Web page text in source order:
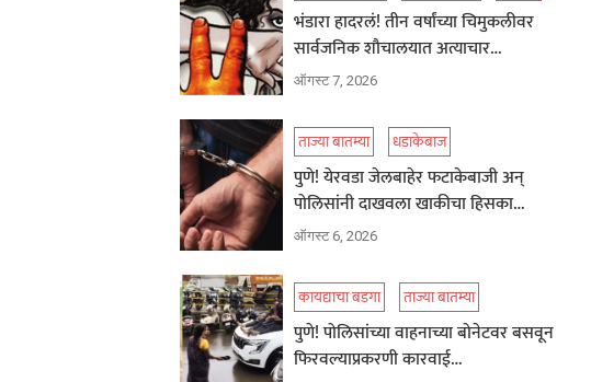
भंडारा हादरलं! तीन वर्षांच्या चिमुकलीवर
सार्वजनिक शौचालयात अत्याचार…
ऑगस्ट 7, 2026
ताज्या बातम्या धडाकेबाज
पुणे! येरवडा जेलबाहेर फटाकेबाजी अन्
पोलिसांनी दाखवला खाकीचा हिसका…
ऑगस्ट 6, 2026
कायद्याचा बडगा ताज्या बातम्या
पुणे! पोलिसांच्या वाहनाच्या बोनेटवर बसवून
फिरवल्याप्रकरणी कारवाई…